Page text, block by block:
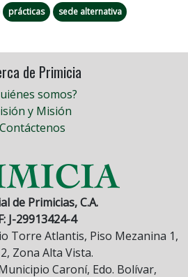
prácticas
sede alternativa
de Primicia
somos?
y Misión
Contáctenos
de Primicias, C.A.
J-29913424-4
Torre Atlantis, Piso Mezanina 1,
Zona Alta Vista.
Caroní, Edo. Bolívar,